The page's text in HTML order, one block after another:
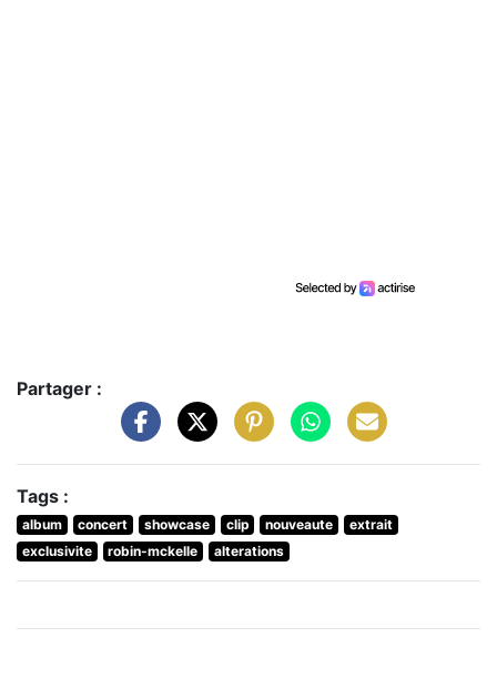
Partager :
Tags :
album concert showcase clip nouveaute
extrait
exclusivite
robin-mckelle alterations